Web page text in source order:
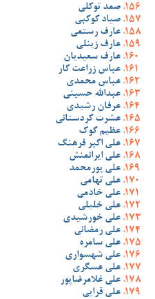
صمد توکلی
صیاد کوکبی
عارف رستمی
عارف زینلی
عارف سعیدیان
عباس زراعت کار
عباس محمدی
عبدالله حسینی
عرفان رشیدی
عشرت کردستانی
عظیم گوک
علی اکبر فرهنگ
علی ایرانمنش
علی پورمحمد
علی تهامی
علی خادمی
علی خلیلی
علی خورشیدی
علی رمضانی
علی سامره
علی شهسواری
علی عسگری
علی غلامرضاپور
علی قرایی